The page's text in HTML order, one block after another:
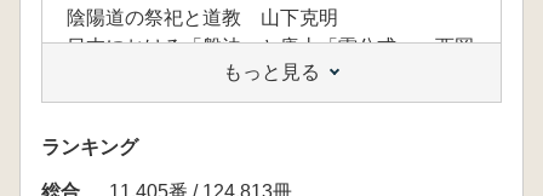
陰陽道の祭祀と道教 山下克明
日本における「盤法」と唐土「雷公式」 西岡
道教の反閉と陰陽道の反閇 松本浩一
【コラム】道教の方術 松本浩一
【座談会】道教と陰陽道の関係をいかに研究す
るか 西岡芳文・山下克明・細井浩志・松本浩
もっと見る
ランキング
総合
11,405番 / 124,813冊